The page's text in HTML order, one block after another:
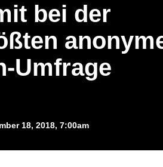
bei der
Umfrage
18, 2018, 7:00am